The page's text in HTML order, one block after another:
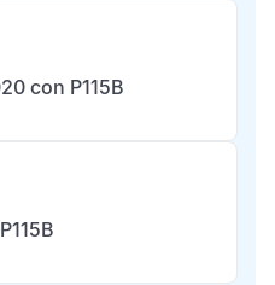
con P115B